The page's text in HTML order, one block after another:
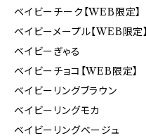
ベイビーチーク【WEB限定】
ベイビーメープル【WEB限定】
ベイビーぎゃる
ベイビーチョコ【WEB限定】
ベイビーリングブラウン
ベイビーリングモカ
ベイビーリングベージュ